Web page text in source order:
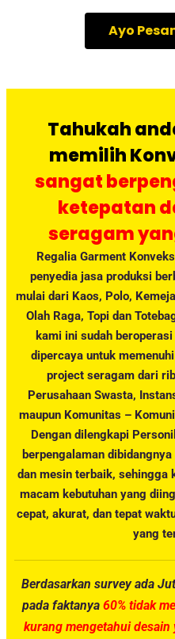
Ayo
Tahukah
memilih
sangat
ketepatan
seragam
Regalia Garment
penyedia jasa produksi
mulai dari Kaos, Polo,
Olah Raga, Topi dan
kami ini sudah
dipercaya untuk
project seragam dari
Perusahaan Swasta,
maupun Komunitas –
Dengan dilengkapi
berpengalaman
dan mesin terbaik, sehingga
macam kebutuhan yang
cepat, akurat, dan tepat
yang
Berdasarkan survey ada
pada faktanya 60% tidak
kurang mengetahui desain